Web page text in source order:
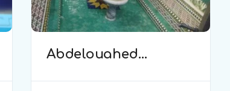
Abdelouahed